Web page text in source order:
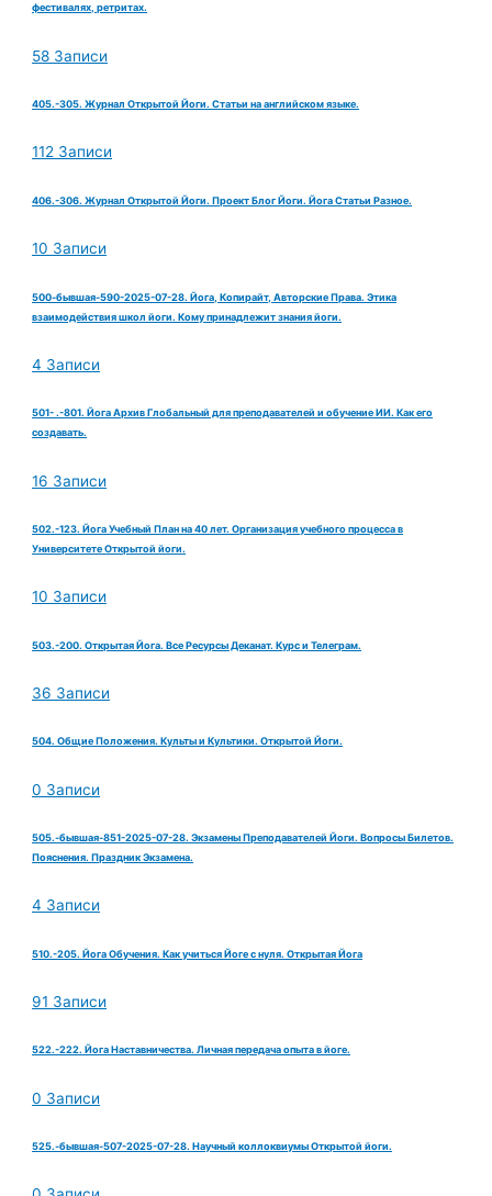
фестивалях, ретритах.
58 Записи
405.-305. Журнал Открытой Йоги. Статьи на английском языке.
112 Записи
406.-306. Журнал Открытой Йоги. Проект Блог Йоги. Йога Статьи Разное.
10 Записи
500-бывшая-590-2025-07-28. Йога, Копирайт, Авторские Права. Этика
взаимодействия школ йоги. Кому принадлежит знания йоги.
4 Записи
501- .-801. Йога Архив Глобальный для преподавателей и обучение ИИ. Как его
создавать.
16 Записи
502.-123. Йога Учебный План на 40 лет. Организация учебного процесса в
Университете Открытой йоги.
10 Записи
503.-200. Открытая Йога. Все Ресурсы Деканат. Курс и Телеграм.
36 Записи
504. Общие Положения. Культы и Культики. Открытой Йоги.
0 Записи
505.-бывшая-851-2025-07-28. Экзамены Преподавателей Йоги. Вопросы Билетов.
Пояснения. Праздник Экзамена.
4 Записи
510.-205. Йога Обучения. Как учиться Йоге с нуля. Открытая Йога
91 Записи
522.-222. Йога Наставничества. Личная передача опыта в йоге.
0 Записи
525.-бывшая-507-2025-07-28. Научный коллоквиумы Открытой йоги.